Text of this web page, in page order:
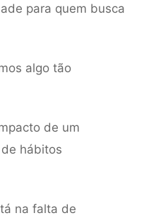
para quem busca
algo tão
de um
hábitos
na falta de